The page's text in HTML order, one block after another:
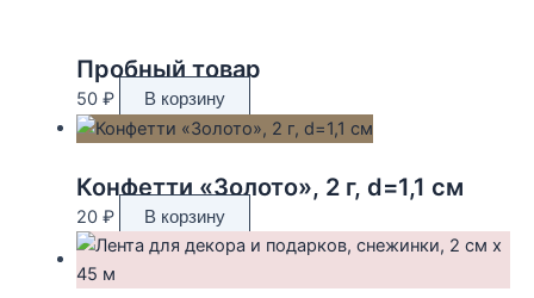
Пробный товар
50 ₽ В корзину
Конфетти «Золото», 2 г, d=1,1 см
20 ₽ В корзину